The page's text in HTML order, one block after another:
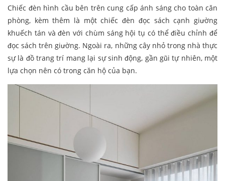
Chiếc đèn hình cầu bên trên cung cấp ánh sáng cho toàn căn
phòng, kèm thêm là một chiếc đèn đọc sách cạnh giường
khuếch tán và đèn với chùm sáng hội tụ có thể điều chỉnh để
đọc sách trên giường. Ngoài ra, những cây nhỏ trong nhà thực
sự là đồ trang trí mang lại sự sinh động, gần gũi tự nhiên, một
lựa chọn nên có trong căn hộ của bạn.